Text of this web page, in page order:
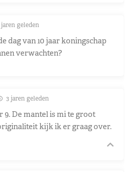
jaren geleden
dag van 10 jaar koningschap
verwachten?
3 jaren geleden
9. De mantel is mi te groot
kijk ik er graag over.